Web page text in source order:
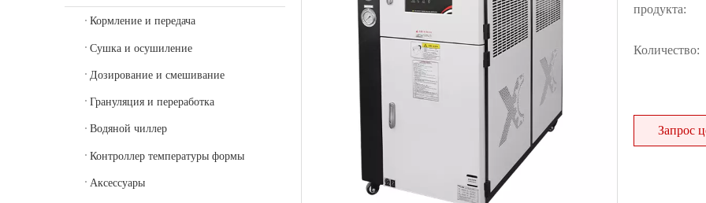
Кормление и передача
Сушка и осушиление
Дозирование и смешивание
Грануляция и переработка
Водяной чиллер
Контроллер температуры формы
Аксессуары
продукта:
Количество:
Запрос